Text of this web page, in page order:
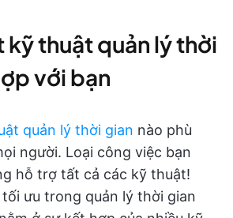
kỹ thuật quản lý thời
với bạn
quản lý thời gian nào phù
người. Loại công việc bạn
hỗ trợ tất cả các kỹ thuật!
ưu trong quản lý thời gian